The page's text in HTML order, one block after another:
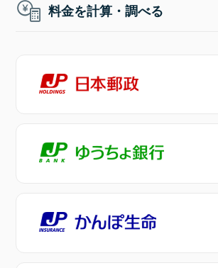
料金を計算・調べる